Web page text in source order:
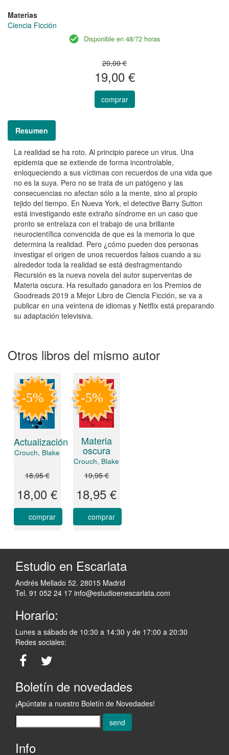
Materias
Ciencia Ficción
Disponible en 48/72 horas
20,00 €
19,00 €
comprar
Resumen
La realidad se ha roto. Al principio parece un virus. Una
epidemia que se extiende de forma incontrolable,
enloqueciendo a sus víctimas con recuerdos de una vida que
no es la suya. Pero no se trata de un patógeno y las
consecuencias no afectan sólo a la mente, sino al propio
tejido del tiempo. En Nueva York, el detective Barry Sutton
está investigando este extraño síndrome en un caso que
pronto se entrelaza con el trabajo de una brillante
neurocientífica convencida de que es la memoria lo que
determina la realidad. Pero ¿cómo pueden dos personas
investigar el origen de unos recuerdos falsos cuando a su
alrededor toda la realidad se está desfragmentando
Recursión es la nueva novela del autor superventas de
Materia oscura. Ha resultado ganadora en los Premios de
Goodreads 2019 a Mejor Libro de Ciencia Ficción, se va a
publicar en una veintena de idiomas y Netflix está preparando
su adaptación televisiva.
Otros libros del mismo autor
Actualización
Crouch, Blake
18,95 €
18,00 €
comprar
Materia
oscura
Crouch, Blake
19,95 €
18,95 €
comprar
Estudio en Escarlata
Andrés Mellado 52. 28015 Madrid
Tel. 91 052 24 17 info@estudioenescarlata.com
Horario:
Lunes a sábado de 10:30 a 14:30 y de 17:00 a 20:30
Redes sociales:
Boletín de novedades
¡Apúntate a nuestro Boletín de Novedades!
send
Info